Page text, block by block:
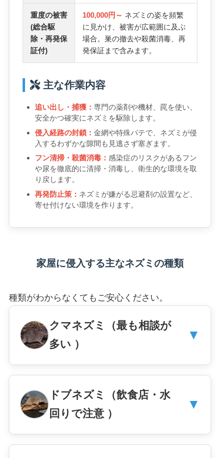
重度の被害
(総合駆
除・再発保
証付)
100,000円～ ネズミの姿を頻繁
に見かけ、被害が広範囲に及ぶ
場合。巣の撤去や殺菌消毒、再
発保証まで含みます。
主な作業内容
追い出し・捕獲： 専門の薬剤や機材、罠を使い、
安全かつ確実にネズミを駆除します。
侵入経路の封鎖： 金網や特殊パテで、ネズミが侵
入するわずかな隙間も見逃さず塞ぎます。
フン清掃・殺菌消毒： 感染症のリスクがあるフン
や尿を徹底的に清掃・消毒し、衛生的な環境を取
り戻します。
再発防止策： ネズミが嫌がる忌避剤の設置など、
寄せ付けない環境を作ります。
家屋に侵入する主なネズミの種類
種類がわからなくてもご安心ください。
クマネズミ（最も相談が
多い ）
▼
ドブネズミ（飲食店・水
回りで注意 ）
▼